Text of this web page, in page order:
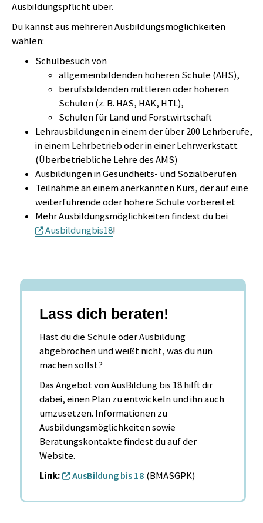
Ausbildungspflicht über.
Du kannst aus mehreren Ausbildungsmöglichkeiten
wählen:
Schulbesuch von
allgemeinbildenden höheren Schule (AHS),
berufsbildenden mittleren oder höheren
Schulen (z. B. HAS, HAK, HTL),
Schulen für Land und Forstwirtschaft
Lehrausbildungen in einem der über 200 Lehrberufe,
in einem Lehrbetrieb oder in einer Lehrwerkstatt
(Überbetriebliche Lehre des AMS)
Ausbildungen in Gesundheits- und Sozialberufen
Teilnahme an einem anerkannten Kurs, der auf eine
weiterführende oder höhere Schule vorbereitet
Mehr Ausbildungsmöglichkeiten findest du bei
Ausbildungbis18!
Lass dich beraten!
Hast du die Schule oder Ausbildung
abgebrochen und weißt nicht, was du nun
machen sollst?
Das Angebot von AusBildung bis 18 hilft dir
dabei, einen Plan zu entwickeln und ihn auch
umzusetzen. Informationen zu
Ausbildungsmöglichkeiten sowie
Beratungskontakte findest du auf der
Website.
Link:
AusBildung bis 18 (BMASGPK)